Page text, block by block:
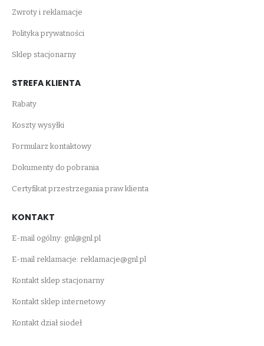
Zwroty i reklamacje
Polityka prywatności
Sklep stacjonarny
STREFA KLIENTA
Rabaty
Koszty wysyłki
Formularz kontaktowy
Dokumenty do pobrania
Certyfikat przestrzegania praw klienta
KONTAKT
E-mail ogólny: gnl@gnl.pl
E-mail reklamacje: reklamacje@gnl.pl
Kontakt sklep stacjonarny
Kontakt sklep internetowy
Kontakt dział siodeł